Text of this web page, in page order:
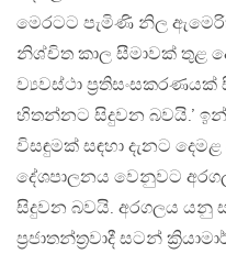
මෙරටට පැමිණි නිල
නිශ්චිත කාල සීමාවක් තුළ
ව්‍යවස්ථා
හිතන්නට සිදුවන බවයි.’
විසඳුමක් සඳහා දැනට
දේශපාලනය වෙනුවට
සිදුවන බවයි. අරගලය යනු
ප්‍රජාතන්ත්‍රවාදී සටන්